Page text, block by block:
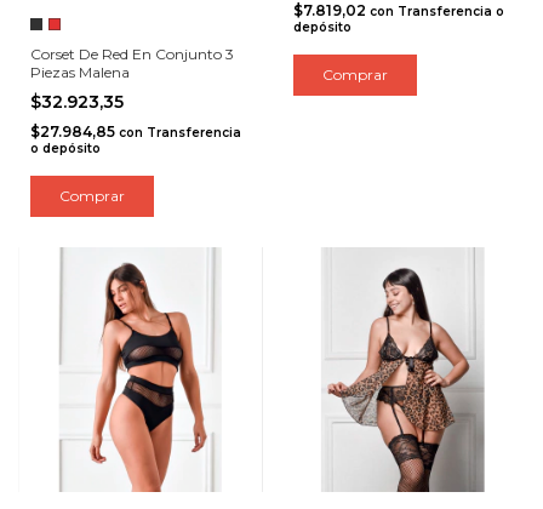
Corset De Red En Conjunto 3
Piezas Malena
$32.923,35
$27.984,85 con Transferencia
o depósito
Comprar
$7.819,02 con Transferencia o
depósito
Comprar